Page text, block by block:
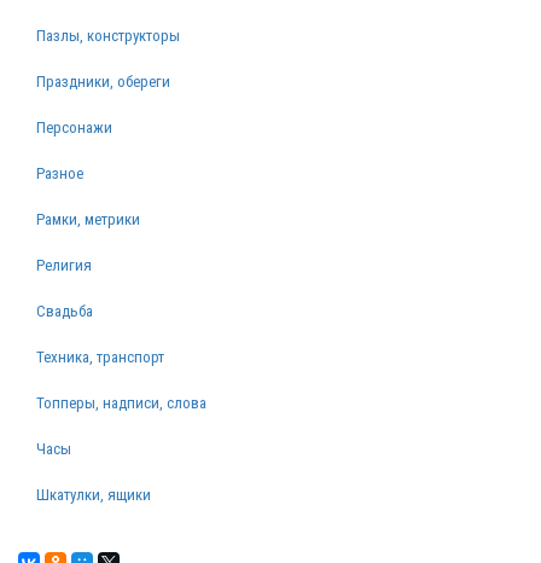
Пазлы, конструкторы
Праздники, обереги
Персонажи
Разное
Рамки, метрики
Религия
Свадьба
Техника, транспорт
Топперы, надписи, слова
Часы
Шкатулки, ящики